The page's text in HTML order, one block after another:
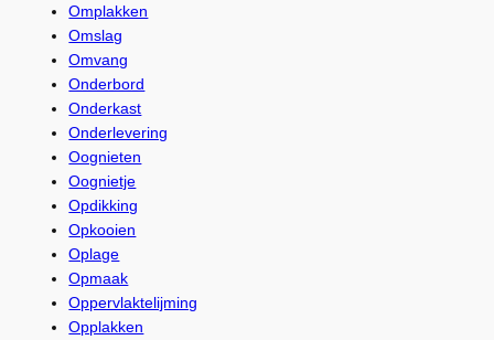
Omplakken
Omslag
Omvang
Onderbord
Onderkast
Onderlevering
Oognieten
Oognietje
Opdikking
Opkooien
Oplage
Opmaak
Oppervlaktelijming
Opplakken